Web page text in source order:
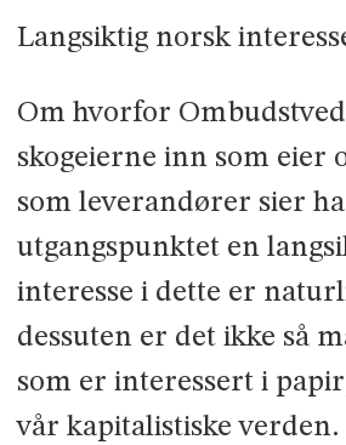
Langsiktig norsk
Om hvorfor
skogeierne inn som eier
som leverandører sier
utgangspunktet en
interesse i dette er
dessuten er det ikke så
som er interessert i
vår kapitalistiske